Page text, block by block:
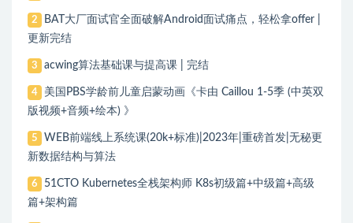
2
BAT大厂面试官全面破解Android面试痛点，轻松拿offer |
更新完结
3 acwing算法基础课与提高课 | 完结
4
美国PBS学龄前儿童启蒙动画《卡由 Caillou 1-5季 (中英双
版视频+音频+绘本) 》
5
WEB前端线上系统课(20k+标准)|2023年|重磅首发|无秘更
新数据结构与算法
6
51CTO Kubernetes全栈架构师 K8s初级篇+中级篇+高级
篇+架构篇